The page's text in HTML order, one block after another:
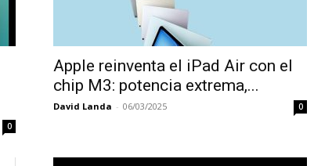
0
Apple reinventa el iPad Air con el
chip M3: potencia extrema,...
David Landa - 06/03/2025 0